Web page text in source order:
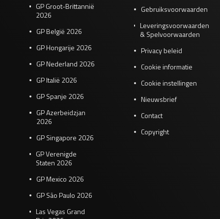
GP Groot-Brittannië
2026
GP België 2026
GP Hongarije 2026
GP Nederland 2026
GP Italië 2026
GP Spanje 2026
GP Azerbeidzjan
2026
GP Singapore 2026
GP Verenigde
Staten 2026
GP Mexico 2026
GP São Paulo 2026
Las Vegas Grand
Gebruiksvoorwaarden
Leveringsvoorwaarden
& Spelvoorwaarden
Privacy beleid
Cookie informatie
Cookie instellingen
Nieuwsbrief
Contact
Copyright